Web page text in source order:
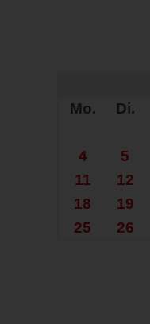
Mo.
Di.
4
5
11
12
18
19
25
26